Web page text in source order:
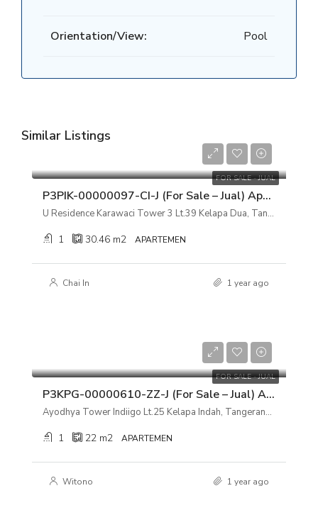
Orientation/View: Pool
Similar Listings
FOR SALE - JUAL
P3PIK-00000097-CI-J (For Sale – Jual) Apartemen U Residence Karawaci Tower 3 Lt.39 Kelapa Dua, Tangerang, Banten
U Residence Karawaci Tower 3 Lt.39 Kelapa Dua, Tangerang, Banten
1 30.46 m2 APARTEMEN
Chai In 1 year ago
FOR SALE - JUAL
P3KPG-00000610-ZZ-J (For Sale – Jual) Apartemen Ayodhya Tower Indiigo Lt.25 Kelapa Indah, Tangerang, Banten
Ayodhya Tower Indiigo Lt.25 Kelapa Indah, Tangerang, Banten
1 22 m2 APARTEMEN
Witono 1 year ago